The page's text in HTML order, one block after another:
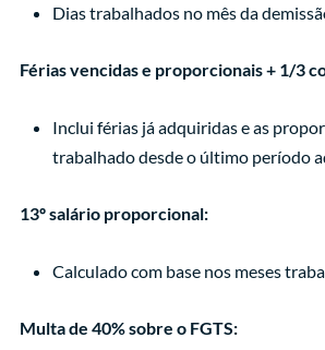
Dias trabalhados no mês da
Férias vencidas e proporcionais + 1/3
Inclui férias já adquiridas e as
trabalhado desde o último período
13º salário proporcional:
Calculado com base nos meses
Multa de 40% sobre o FGTS: